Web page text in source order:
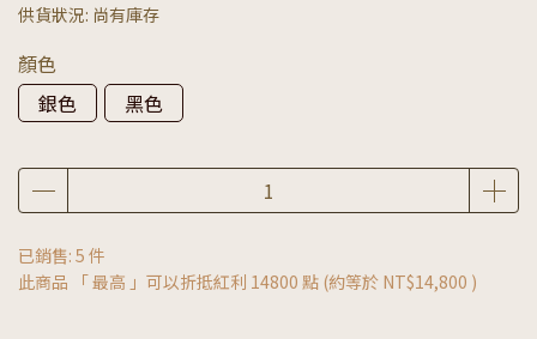
供貨狀況: 尚有庫存
顏色
銀色
黑色
已銷售: 5 件
此商品 「 最高 」可以折抵紅利 14800 點 (約等於 NT$14,800 )